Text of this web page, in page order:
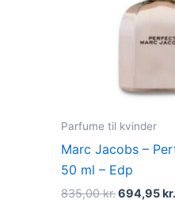
Parfume til kvinder
Marc Jacobs –
50 ml – Edp
835,00kr.694,95kr.